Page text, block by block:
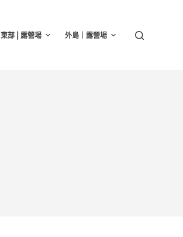
東部 | 露營場 外島｜露營場